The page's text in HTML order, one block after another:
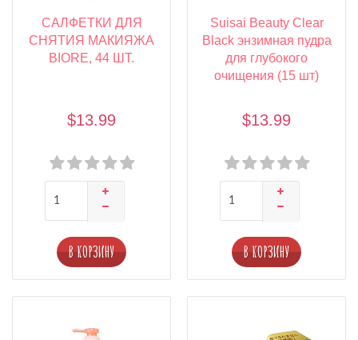
САЛФЕТКИ ДЛЯ
СНЯТИЯ МАКИЯЖА
BIORE, 44 ШТ.
$13.99
В КОРЗИНУ
Suisai Beauty Clear
Black энзимная пудра
для глубокого
очищения (15 шт)
$13.99
В КОРЗИНУ